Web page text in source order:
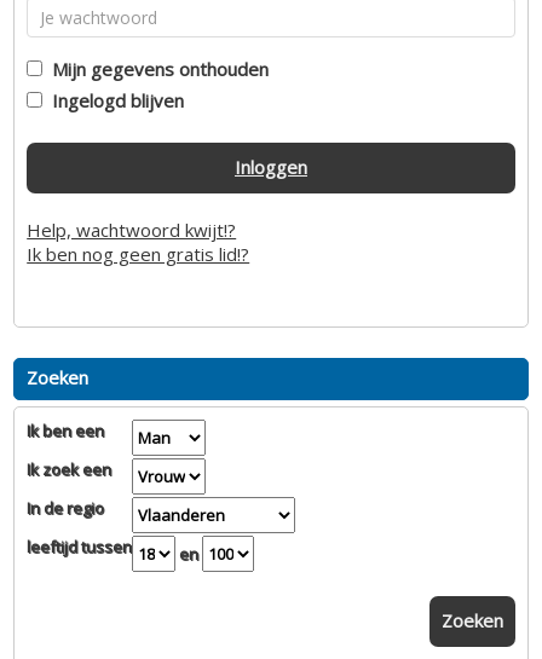
Mijn gegevens onthouden
Ingelogd blijven
Inloggen
Help, wachtwoord kwijt!?
Ik ben nog geen gratis lid!?
Zoeken
Ik ben een
Ik zoek een
In de regio
leeftijd tussen
en
Zoeken